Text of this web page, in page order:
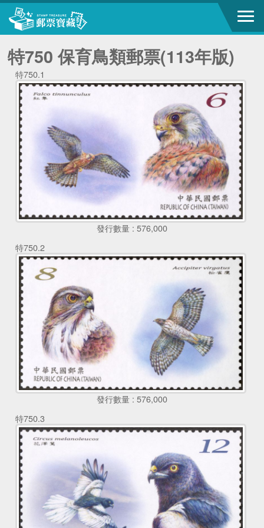
特750 保育鳥類郵票(113年版)
特750.1
發行數量 : 576,000
特750.2
發行數量 : 576,000
特750.3